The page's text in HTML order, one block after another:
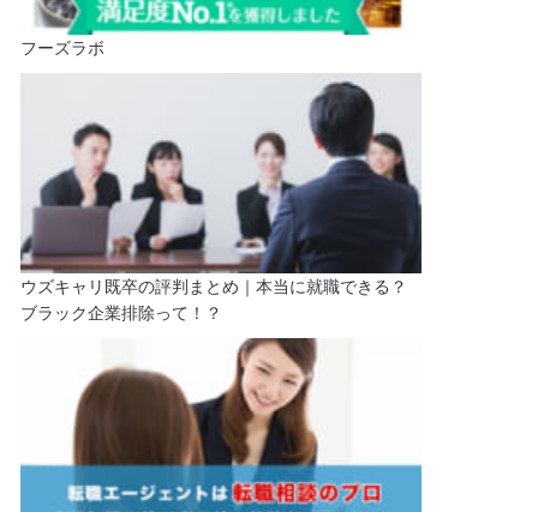
フーズラボ
ウズキャリ既卒の評判まとめ｜本当に就職できる？
ブラック企業排除って！？